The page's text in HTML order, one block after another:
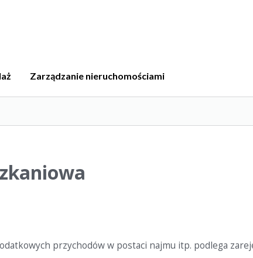
Zarządzanie nieruchomościami
przychodów w postaci najmu itp. podlega